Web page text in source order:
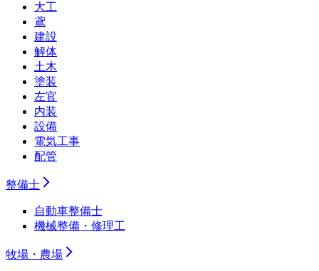
大工
鳶
建設
解体
土木
塗装
左官
内装
設備
電気工事
配管
整備士
自動車整備士
機械整備・修理工
牧場・農場